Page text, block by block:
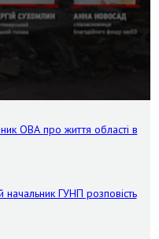
ОВА про життя області в
ГУНП розповість